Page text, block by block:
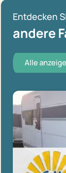
Entdecken
andere
Alle